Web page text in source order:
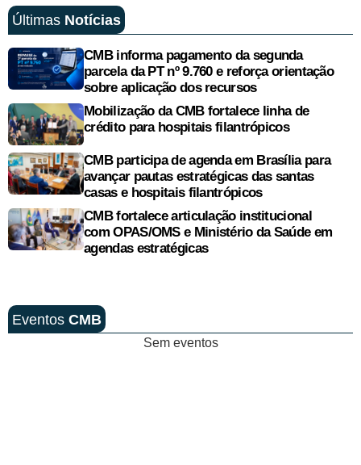
Últimas Notícias
CMB informa pagamento da segunda
parcela da PT nº 9.760 e reforça orientação
sobre aplicação dos recursos
Mobilização da CMB fortalece linha de
crédito para hospitais filantrópicos
CMB participa de agenda em Brasília para
avançar pautas estratégicas das santas
casas e hospitais filantrópicos
CMB fortalece articulação institucional
com OPAS/OMS e Ministério da Saúde em
agendas estratégicas
Eventos CMB
Sem eventos